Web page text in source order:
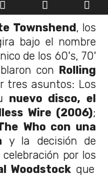
Townshend, los
bajo el nombre
de los 60's, 70'
con Rolling
tres asuntos: Los
nuevo disco, el
Wire (2006);
Who con una
y la decisión de
por los
Woodstock que